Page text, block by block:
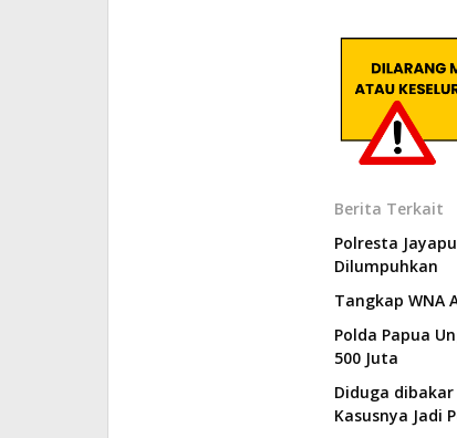
Berita Terkait
Polresta
Dilumpuhkan
Tangkap WNA
Polda Papua
500 Juta
Diduga
Kasusnya Jadi